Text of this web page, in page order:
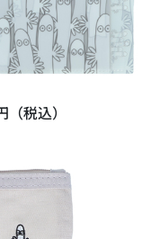
税込）